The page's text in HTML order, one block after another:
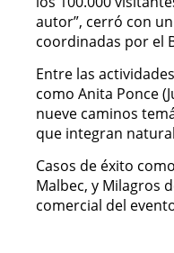
autor”, cerró con
coordinadas por el
Entre las
como Anita Ponce
nueve caminos
que integran
Casos de éxito
Malbec, y Milagros
comercial del